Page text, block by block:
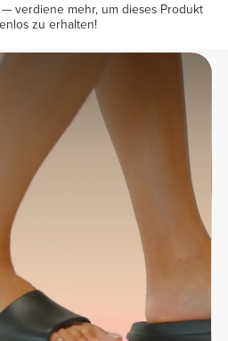
— verdiene mehr, um dieses Produkt
zu erhalten!